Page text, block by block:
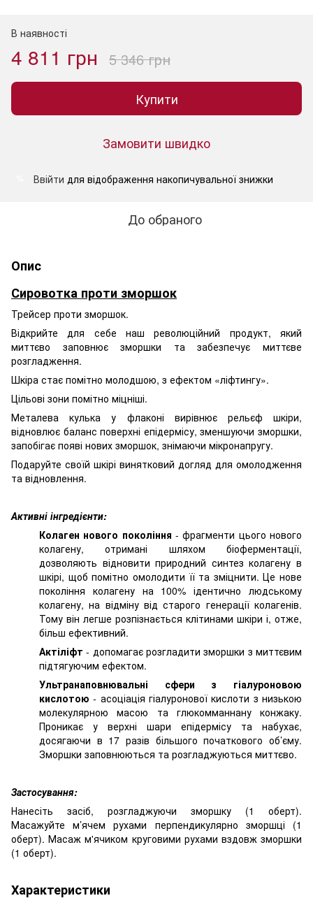
В наявності
4 811 грн 5 346 грн
Купити
Замовити швидко
Ввійти для відображення накопичувальної знижки
До обраного
Опис
Сировотка проти зморшок
Трейсер проти зморшок.
Відкрийте для себе наш революційний продукт, який
миттєво заповнює зморшки та забезпечує миттєве
розгладження.
Шкіра стає помітно молодшою, з ефектом «ліфтингу».
Цільові зони помітно міцніші.
Металева кулька у флаконі вирівнює рельєф шкіри,
відновлює баланс поверхні епідермісу, зменшуючи зморшки,
запобігає появі нових зморшок, знімаючи мікронапругу.
Подаруйте своїй шкірі винятковий догляд для омолодження
та відновлення.
Активні інгредієнти:
Колаген нового покоління - фрагменти цього нового
колагену, отримані шляхом біоферментації,
дозволяють відновити природний синтез колагену в
шкірі, щоб помітно омолодити її та зміцнити. Це нове
покоління колагену на 100% ідентично людському
колагену, на відміну від старого генерації колагенів.
Тому він легше розпізнається клітинами шкіри і, отже,
більш ефективний.
Актіліфт - допомагає розгладити зморшки з миттєвим
підтягуючим ефектом.
Ультранаповнювальні сфери з гіалуроновою
кислотою - асоціація гіалуронової кислоти з низькою
молекулярною масою та глюкомманнану конжаку.
Проникає у верхні шари епідермісу та набухає,
досягаючи в 17 разів більшого початкового об’єму.
Зморшки заповнюються та розгладжуються миттєво.
Застосування:
Нанесіть засіб, розгладжуючи зморшку (1 оберт).
Масажуйте м’ячем рухами перпендикулярно зморшці (1
оберт). Масаж м'ячиком круговими рухами вздовж зморшки
(1 оберт).
Характеристики